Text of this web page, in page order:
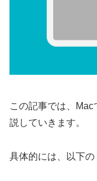
この記事では、
説していきます。
具体的には、以下の